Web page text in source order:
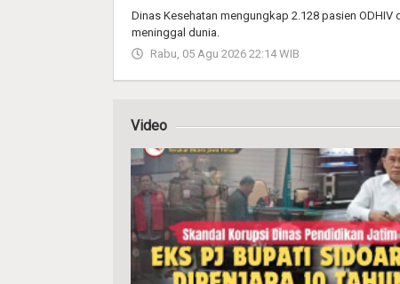
Dinas Kesehatan mengungkap 2.128 pasien
meninggal dunia.
Rabu, 05 Agu 2026 22:14 WIB
Video